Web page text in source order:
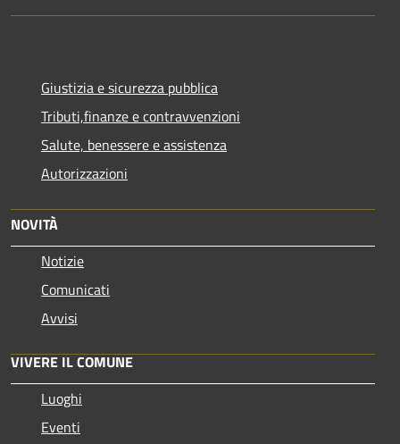
Giustizia e sicurezza pubblica
Tributi,finanze e contravvenzioni
Salute, benessere e assistenza
Autorizzazioni
NOVITÀ
Notizie
Comunicati
Avvisi
VIVERE IL COMUNE
Luoghi
Eventi